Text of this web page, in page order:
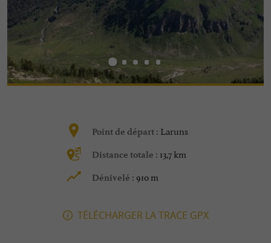
Point de départ : Laruns
Distance totale : 13,7 km
Dénivelé : 910 m
TÉLÉCHARGER LA TRACE GPX